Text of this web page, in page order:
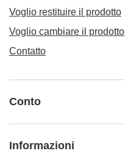
Voglio restituire il prodotto
Voglio cambiare il prodotto
Contatto
Conto
Informazioni